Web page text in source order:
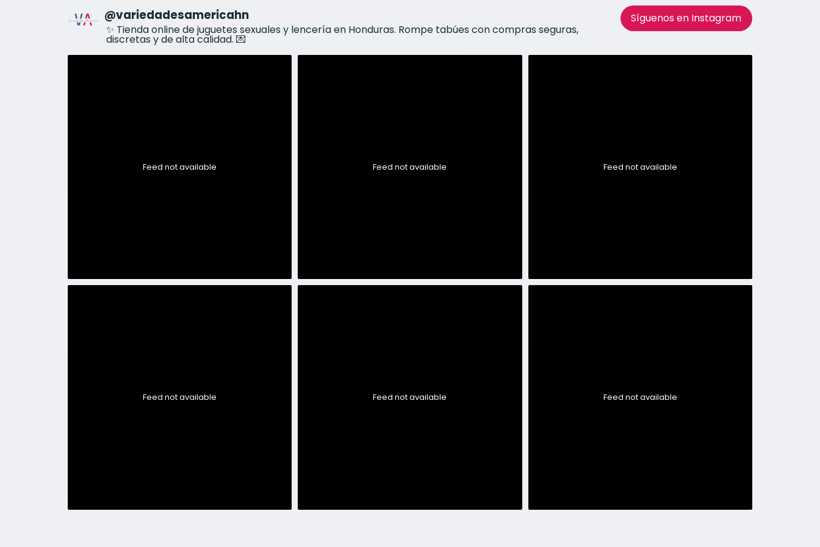
@variedadesamericahn
✨ Tienda online de juguetes sexuales y lencería en Honduras. Rompe tabúes con compras seguras,
discretas y de alta calidad. 💌
Síguenos en Instagram
Feed not available Feed not available Feed not available
Feed not available Feed not available Feed not available